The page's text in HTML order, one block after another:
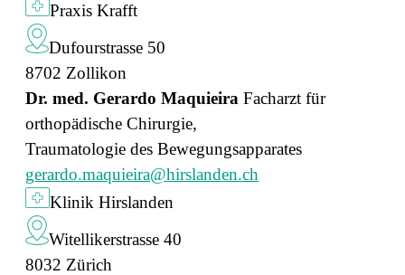
Praxis Krafft
Dufourstrasse 50
8702 Zollikon
Dr. med. Gerardo Maquieira Facharzt für
orthopädische Chirurgie,
Traumatologie des Bewegungsapparates
gerardo.maquieira@hirslanden.ch
Klinik Hirslanden
Witellikerstrasse 40
8032 Zürich